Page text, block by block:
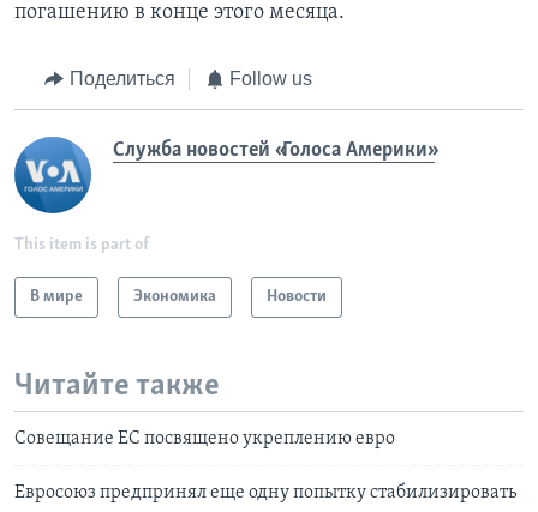
погашению в конце этого месяца.
Поделиться Follow us
Служба новостей «Голоса Америки»
This item is part of
В мире Экономика Новости
Читайте также
Совещание ЕС посвящено укреплению евро
Евросоюз предпринял еще одну попытку стабилизировать